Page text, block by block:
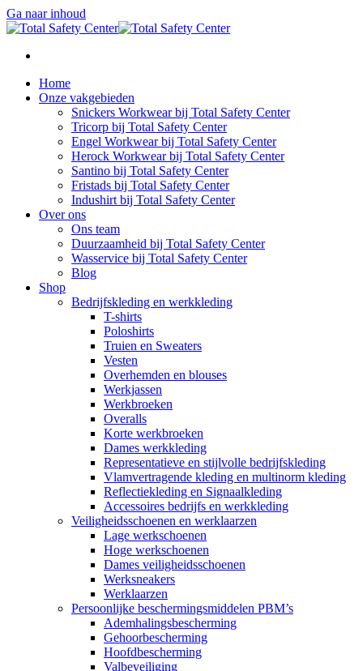
Ga naar inhoud
Home
Onze vakgebieden
Snickers Workwear bij Total Safety Center
Tricorp bij Total Safety Center
Engel Workwear bij Total Safety Center
Herock Workwear bij Total Safety Center
Santino bij Total Safety Center
Fristads bij Total Safety Center
Indushirt bij Total Safety Center
Over ons
Ons team
Duurzaamheid bij Total Safety Center
Wasservice bij Total Safety Center
Blog
Shop
Bedrijfskleding en werkkleding
T-shirts
Poloshirts
Truien en Sweaters
Vesten
Overhemden en blouses
Werkjassen
Werkbroeken
Overalls
Korte werkbroeken
Dames werkkleding
Representatieve en stijlvolle bedrijfskleding
Vlamvertragende kleding en multinorm kleding
Reflectiekleding en Signaalkleding
Accessoires bedrijfs en werkkleding
Veiligheidsschoenen en werklaarzen
Lage werkschoenen
Hoge werkschoenen
Dames veiligheidsschoenen
Werksneakers
Werklaarzen
Persoonlijke beschermingsmiddelen PBM’s
Ademhalingsbescherming
Gehoorbescherming
Hoofdbescherming
Valbeveiliging